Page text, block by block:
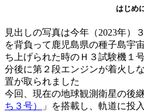
はじめ
見出しの写真は今年（2023年）
を背負って鹿児島県の種子島宇
ち上げられた時のＨ３試験機１
分後に第２段エンジンが着火し
置が取られました
今回、現在の地球観測衛星の後
ち３号）
」を搭載し、軌道に投